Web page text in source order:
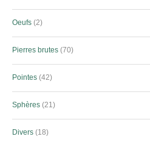
Oeufs 2
Pierres brutes 70
Pointes 42
Sphères 21
Divers 18